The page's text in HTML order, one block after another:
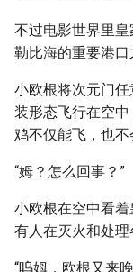
不过电影世界里
勒比海的重要港口
小欧根将次元门
装形态飞行在空
鸡不仅能飞，也不
“姆？怎么回事？”
小欧根在空中看
有人在灭火和处理
“呜姆，欧根又来